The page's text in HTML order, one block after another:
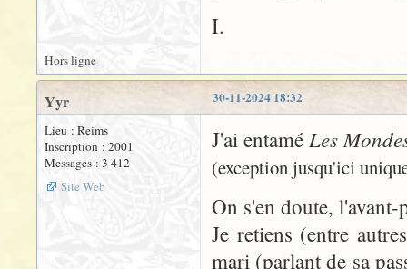
I.
Hors ligne
30-11-2024 18:32
Yyr
Lieu : Reims
Inscription : 2001
Messages : 3 412
Site Web
J'ai entamé Les
(exception jusqu'ici
On s'en doute,
Je retiens (entre
mari (parlant de sa